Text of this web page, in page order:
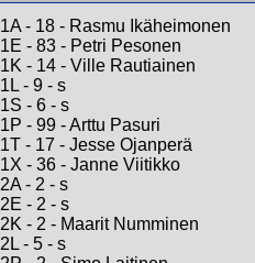
1A - 18 - Rasmu Ikäheimonen
1E - 83 - Petri Pesonen
1K - 14 - Ville Rautiainen
1L - 9 - s
1S - 6 - s
1P - 99 - Arttu Pasuri
1T - 17 - Jesse Ojanperä
1X - 36 - Janne Viitikko
2A - 2 - s
2E - 2 - s
2K - 2 - Maarit Numminen
2L - 5 - s